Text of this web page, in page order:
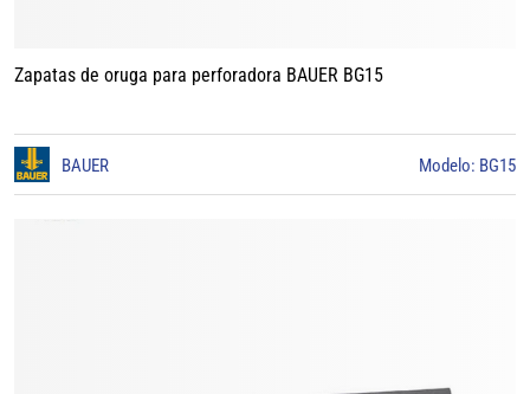
Zapatas de oruga para perforadora BAUER BG15
BAUER Modelo: BG15